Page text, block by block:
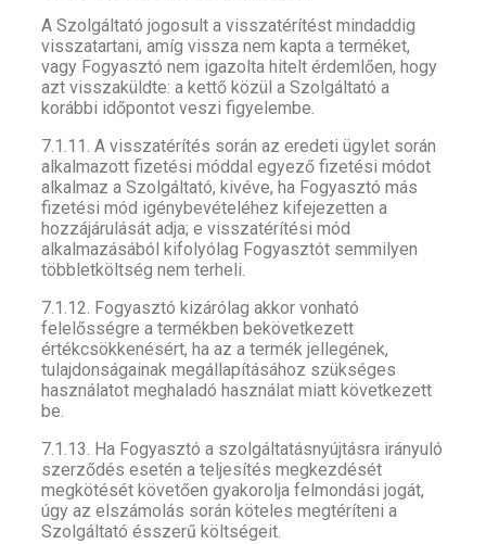
A Szolgáltató jogosult a visszatérítést mindaddig
visszatartani, amíg vissza nem kapta a terméket,
vagy Fogyasztó nem igazolta hitelt érdemlően, hogy
azt visszaküldte: a kettő közül a Szolgáltató a
korábbi időpontot veszi figyelembe.
7.1.11. A visszatérítés során az eredeti ügylet során
alkalmazott fizetési móddal egyező fizetési módot
alkalmaz a Szolgáltató, kivéve, ha Fogyasztó más
fizetési mód igénybevételéhez kifejezetten a
hozzájárulását adja; e visszatérítési mód
alkalmazásából kifolyólag Fogyasztót semmilyen
többletköltség nem terheli.
7.1.12. Fogyasztó kizárólag akkor vonható
felelősségre a termékben bekövetkezett
értékcsökkenésért, ha az a termék jellegének,
tulajdonságainak megállapításához szükséges
használatot meghaladó használat miatt következett
be.
7.1.13. Ha Fogyasztó a szolgáltatásnyújtásra irányuló
szerződés esetén a teljesítés megkezdését
megkötését követően gyakorolja felmondási jogát,
úgy az elszámolás során köteles megtéríteni a
Szolgáltató ésszerű költségeit.